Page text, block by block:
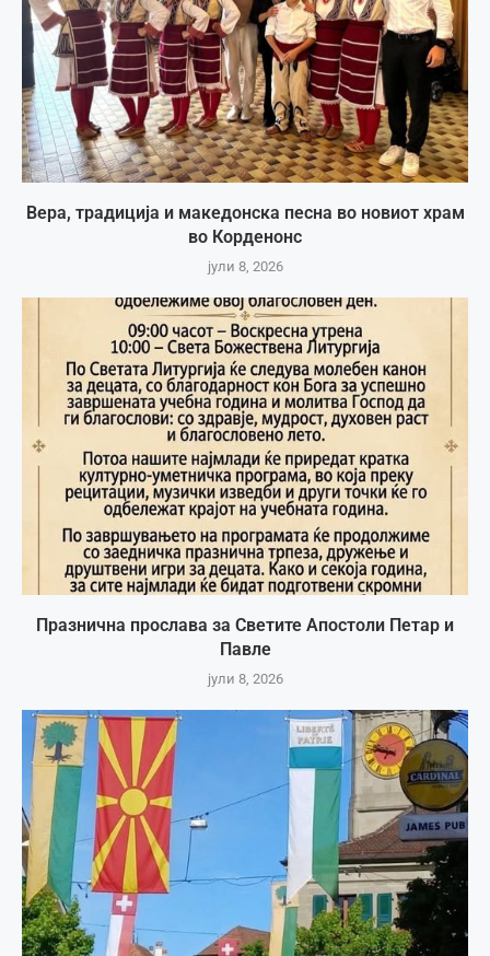
Вера, традиција и македонска песна во новиот храм
во Корденонс
јули 8, 2026
Празнична прослава за Светите Апостоли Петар и
Павле
јули 8, 2026